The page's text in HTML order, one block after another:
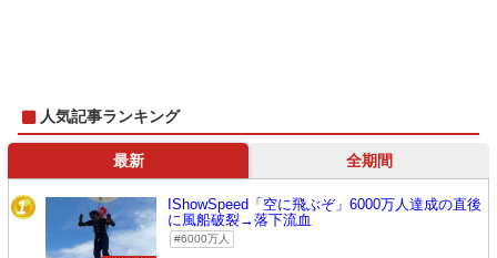
人気記事ランキング
最新 全期間
1
IShowSpeed「空に飛ぶぞ」6000万人達成の直後
に風船破裂→落下流血
6000万人